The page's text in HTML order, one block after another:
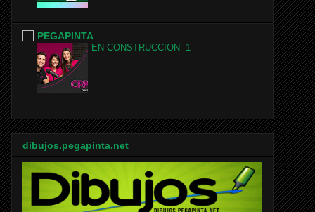
PEGAPINTA
EN CONSTRUCCION -1
dibujos.pegapinta.net